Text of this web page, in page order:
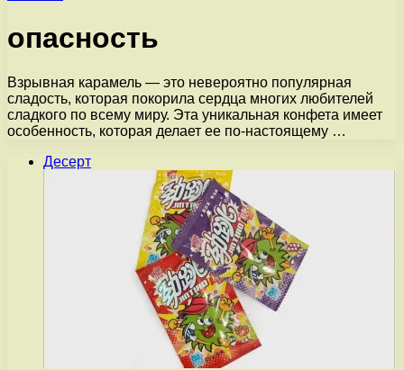
опасность
Взрывная карамель — это невероятно популярная
сладость, которая покорила сердца многих любителей
сладкого по всему миру. Эта уникальная конфета имеет
особенность, которая делает ее по-настоящему …
Десерт